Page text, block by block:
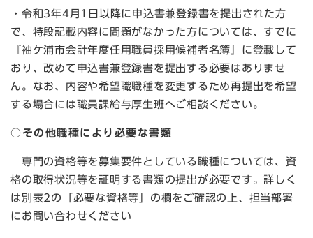
・令和3年4月1日以降に申込書兼登録書を提出された方
で、特段記載内容に問題がなかった方については、すでに
『袖ケ浦市会計年度任用職員採用候補者名簿』に登載して
おり、改めて申込書兼登録書を提出する必要はありませ
ん。なお、内容や希望職職種を変更するため再提出を希望
する場合には職員課給与厚生班へご相談ください。
○その他職種により必要な書類
専門の資格等を募集要件としている職種については、資
格の取得状況等を証明する書類の提出が必要です。詳しく
は別表2の「必要な資格等」の欄をご確認の上、担当部署
にお問い合わせください